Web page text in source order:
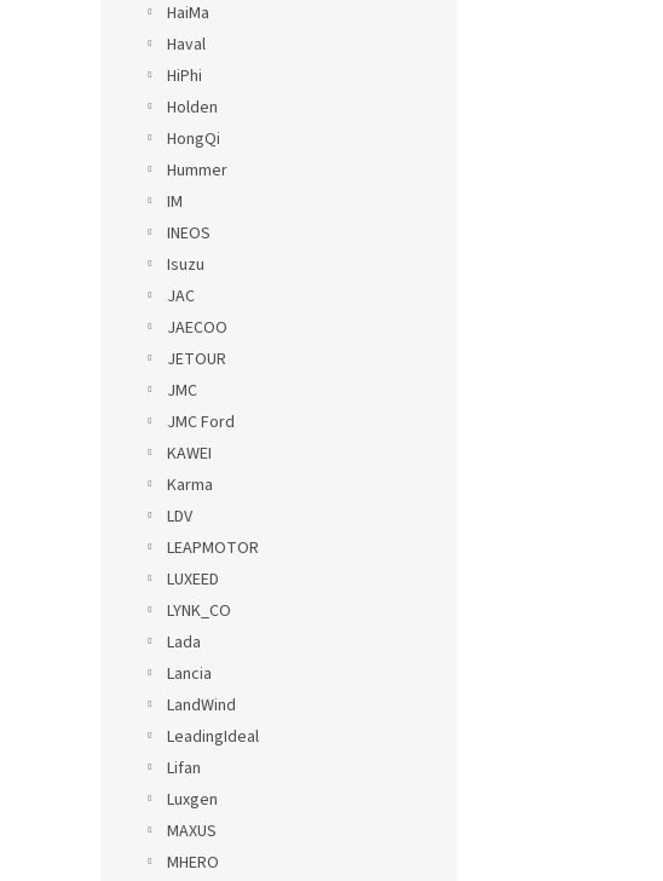
HaiMa
Haval
HiPhi
Holden
HongQi
Hummer
IM
INEOS
Isuzu
JAC
JAECOO
JETOUR
JMC
JMC Ford
KAWEI
Karma
LDV
LEAPMOTOR
LUXEED
LYNK_CO
Lada
Lancia
LandWind
LeadingIdeal
Lifan
Luxgen
MAXUS
MHERO